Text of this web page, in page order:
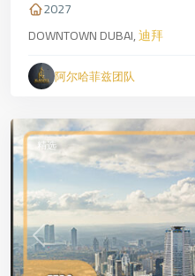
2027
DOWNTOWN DUBAI,迪拜
阿尔哈菲兹团队
伊
斯
坦
布
Previous
精选